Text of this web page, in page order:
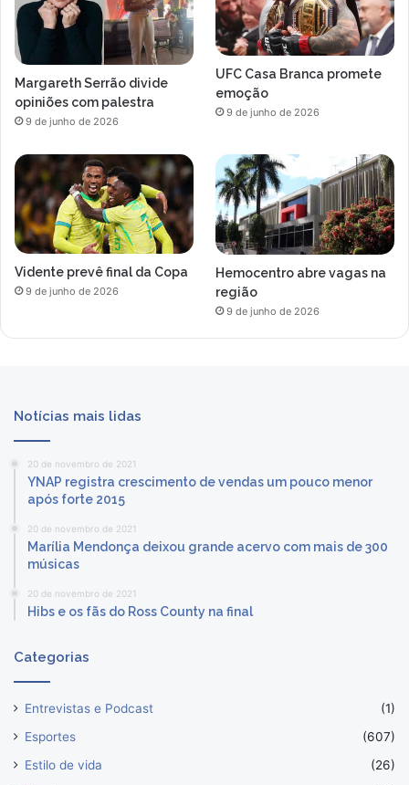
Margareth Serrão divide
opiniões com palestra
9 de junho de 2026
UFC Casa Branca promete
emoção
9 de junho de 2026
Vidente prevê final da Copa
9 de junho de 2026
Hemocentro abre vagas na
região
9 de junho de 2026
Notícias mais lidas
20 de novembro de 2021
YNAP registra crescimento de vendas um pouco menor
após forte 2015
20 de novembro de 2021
Marília Mendonça deixou grande acervo com mais de 300
músicas
20 de novembro de 2021
Hibs e os fãs do Ross County na final
Categorias
Entrevistas e Podcast
(1)
Esportes
(607)
Estilo de vida
(26)